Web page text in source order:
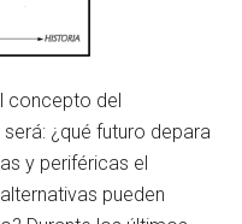
concepto del
¿qué futuro depara
y periféricas el
pueden